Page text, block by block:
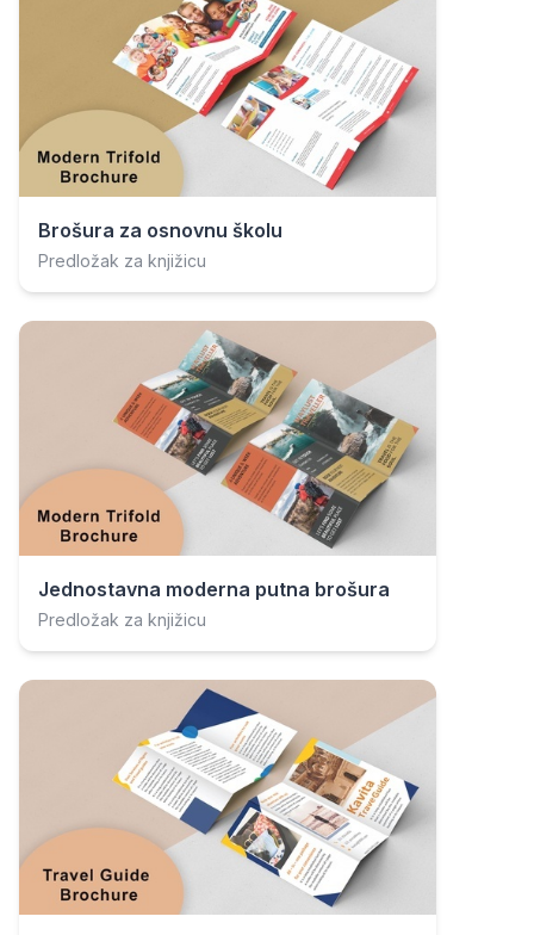
Brošura za osnovnu školu
Predložak za knjižicu
Jednostavna moderna putna brošura
Predložak za knjižicu